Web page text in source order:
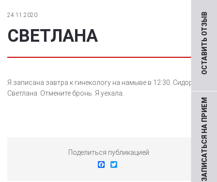
ЗАПИСАТЬСЯ НА ПРИЕМ
ОСТАВИТЬ ОТЗЫВ
24.11.2020
СВЕТЛАНА
Я записана завтра к гинекологу на намыве в 12:30. Сидоренко
Светлана. Отмените бронь. Я уехала.
Поделиться публикацией
Facebook